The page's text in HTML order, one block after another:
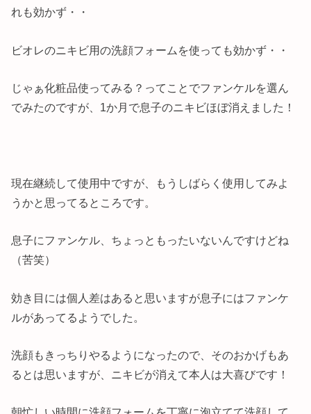
れも効かず・・
ビオレのニキビ用の洗顔フォームを使っても効かず・・
じゃぁ化粧品使ってみる？ってことでファンケルを選ん
でみたのですが、1か月で息子のニキビほぼ消えました！
現在継続して使用中ですが、もうしばらく使用してみよ
うかと思ってるところです。
息子にファンケル、ちょっともったいないんですけどね
（苦笑）
効き目には個人差はあると思いますが息子にはファンケ
ルがあってるようでした。
洗顔もきっちりやるようになったので、そのおかげもあ
るとは思いますが、ニキビが消えて本人は大喜びです！